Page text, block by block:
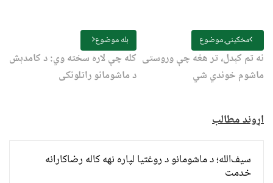
مخکینۍ موضوع
نه تم کېدل، تر هغه چې وروستی
ماشوم خوندي شي
بله موضوع
کله چې لاره سخته وي: د کامدېش
د ماشومانو راتلونکی
اړوند مطالب
سیف‌الله؛ د ماشومانو د روغتیا لپاره نهه کاله رضاکارانه
خدمت